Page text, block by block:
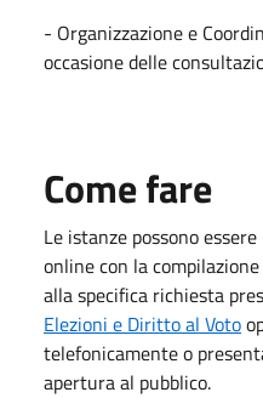
- Organizzazione e
occasione delle
Come fare
Le istanze possono
online con la
alla specifica richiesta
Elezioni e Diritto al Voto
telefonicamente o
apertura al pubblico.